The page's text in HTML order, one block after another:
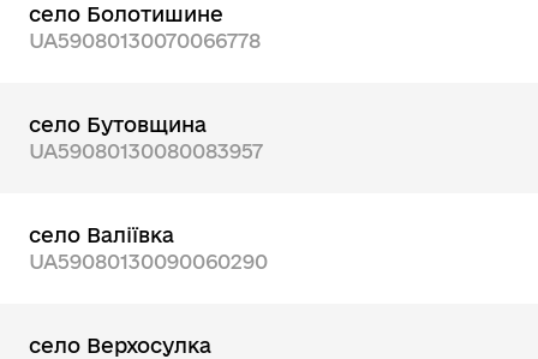
село Болотишине
UA59080130070066778
село Бутовщина
UA59080130080083957
село Валіївка
UA59080130090060290
село Верхосулка